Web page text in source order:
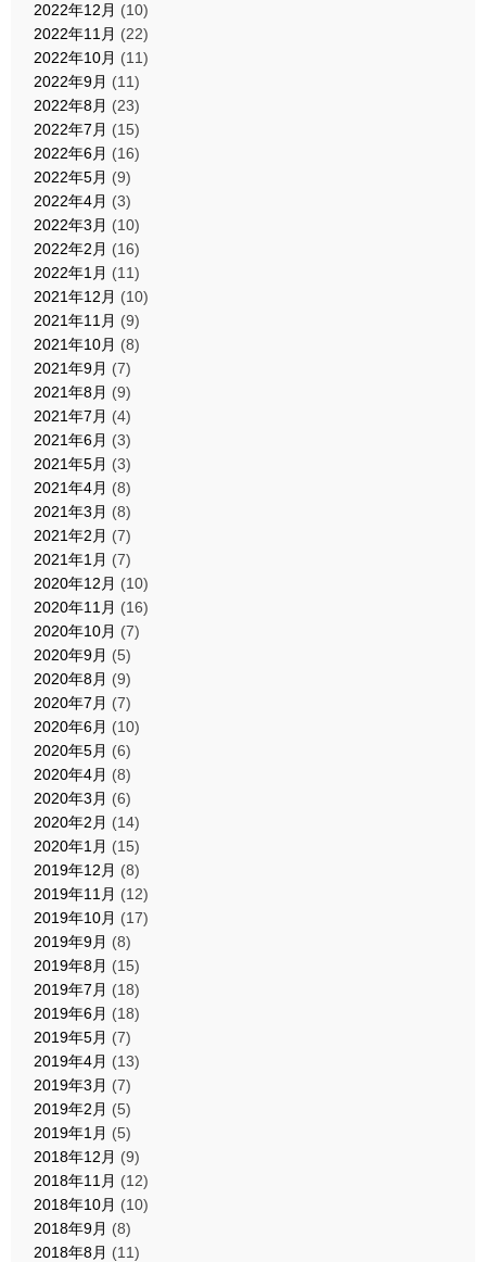
2022年12月 (10)
2022年11月 (22)
2022年10月 (11)
2022年9月 (11)
2022年8月 (23)
2022年7月 (15)
2022年6月 (16)
2022年5月 (9)
2022年4月 (3)
2022年3月 (10)
2022年2月 (16)
2022年1月 (11)
2021年12月 (10)
2021年11月 (9)
2021年10月 (8)
2021年9月 (7)
2021年8月 (9)
2021年7月 (4)
2021年6月 (3)
2021年5月 (3)
2021年4月 (8)
2021年3月 (8)
2021年2月 (7)
2021年1月 (7)
2020年12月 (10)
2020年11月 (16)
2020年10月 (7)
2020年9月 (5)
2020年8月 (9)
2020年7月 (7)
2020年6月 (10)
2020年5月 (6)
2020年4月 (8)
2020年3月 (6)
2020年2月 (14)
2020年1月 (15)
2019年12月 (8)
2019年11月 (12)
2019年10月 (17)
2019年9月 (8)
2019年8月 (15)
2019年7月 (18)
2019年6月 (18)
2019年5月 (7)
2019年4月 (13)
2019年3月 (7)
2019年2月 (5)
2019年1月 (5)
2018年12月 (9)
2018年11月 (12)
2018年10月 (10)
2018年9月 (8)
2018年8月 (11)